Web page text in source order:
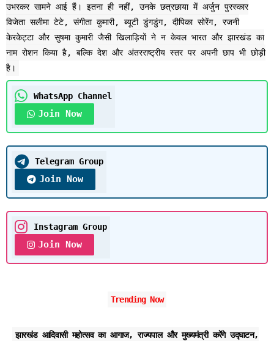
उभरकर सामने आई हैं। इतना ही नहीं, उनके छत्रछाया में अर्जुन पुरस्कार
विजेता सलीमा टेटे, संगीता कुमारी, ब्यूटी डुंगडुंग, दीपिका सोरेंग, रजनी
केरकेट्टा और सुषमा कुमारी जैसी खिलाड़ियों ने न केवल भारत और झारखंड का
नाम रोशन किया है, बल्कि देश और अंतरराष्ट्रीय स्तर पर अपनी छाप भी छोड़ी
है।
WhatsApp Channel
Join Now
Telegram Group
Join Now
Instagram Group
Join Now
Trending Now
झारखंड आदिवासी महोत्सव का आगाज, राज्यपाल और मुख्यमंत्री करेंगे उद्घाटन,